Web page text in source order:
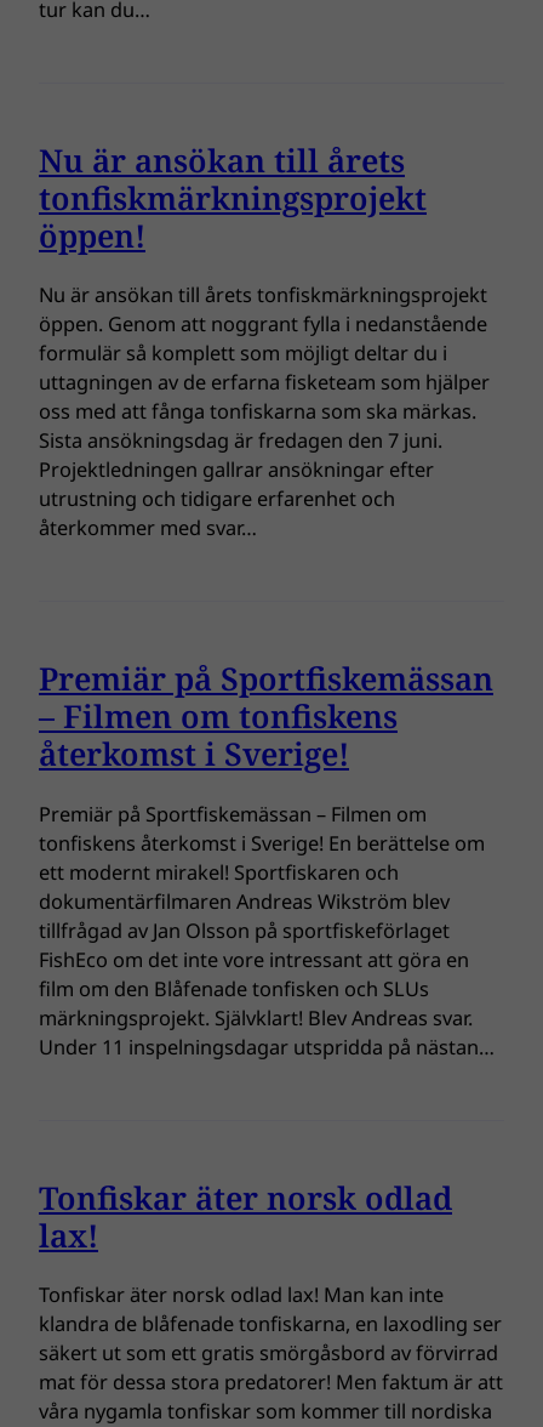
tur kan du…
Nu är ansökan till årets
tonfiskmärkningsprojekt
öppen!
Nu är ansökan till årets tonfiskmärkningsprojekt
öppen. Genom att noggrant fylla i nedanstående
formulär så komplett som möjligt deltar du i
uttagningen av de erfarna fisketeam som hjälper
oss med att fånga tonfiskarna som ska märkas.
Sista ansökningsdag är fredagen den 7 juni.
Projektledningen gallrar ansökningar efter
utrustning och tidigare erfarenhet och
återkommer med svar…
Premiär på Sportfiskemässan
– Filmen om tonfiskens
återkomst i Sverige!
Premiär på Sportfiskemässan – Filmen om
tonfiskens återkomst i Sverige! En berättelse om
ett modernt mirakel! Sportfiskaren och
dokumentärfilmaren Andreas Wikström blev
tillfrågad av Jan Olsson på sportfiskeförlaget
FishEco om det inte vore intressant att göra en
film om den Blåfenade tonfisken och SLUs
märkningsprojekt. Självklart! Blev Andreas svar.
Under 11 inspelningsdagar utspridda på nästan…
Tonfiskar äter norsk odlad
lax!
Tonfiskar äter norsk odlad lax! Man kan inte
klandra de blåfenade tonfiskarna, en laxodling ser
säkert ut som ett gratis smörgåsbord av förvirrad
mat för dessa stora predatorer! Men faktum är att
våra nygamla tonfiskar som kommer till nordiska